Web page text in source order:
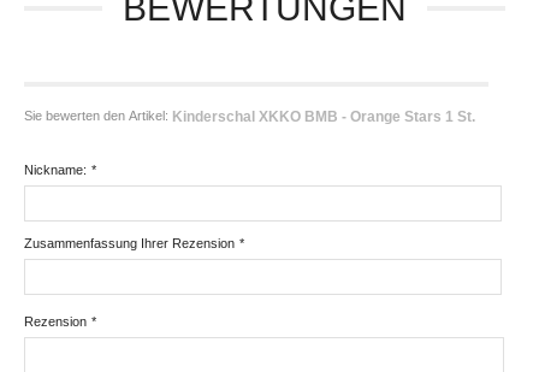
BEWERTUNGEN
Sie bewerten den Artikel: Kinderschal XKKO BMB - Orange Stars 1 St.
*
Nickname:
*
Zusammenfassung Ihrer Rezension
*
Rezension